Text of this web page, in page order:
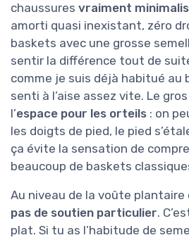
chaussures vraiment
amorti quasi inexistant, zéro
baskets avec une grosse
sentir la différence tout de
comme je suis déjà habitué au
senti à l’aise assez vite. Le
l’espace pour les orteils : on
les doigts de pied, le pied
ça évite la sensation de
beaucoup de baskets
Au niveau de la voûte plantaire
pas de soutien particulier.
plat. Si tu as l’habitude de